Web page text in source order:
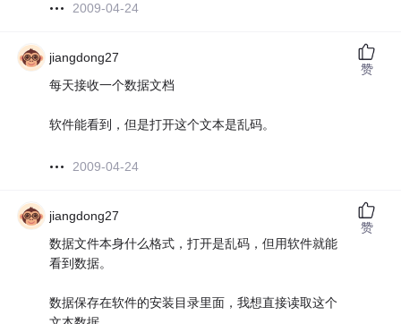
2009-04-24
jiangdong27
每天接收一个数据文档
软件能看到，但是打开这个文本是乱码。
2009-04-24
赞
jiangdong27
数据文件本身什么格式，打开是乱码，但用软件就能
看到数据。
数据保存在软件的安装目录里面，我想直接读取这个
赞